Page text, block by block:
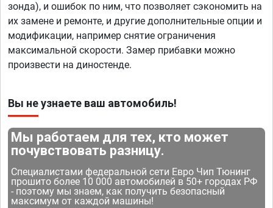
зонда), и ошибок по ним, что позволяет сэкономить на
их замене и ремонте, и другие дополнительные опции и
модификации, например снятие ограничения
максимальной скорости. Замер прибавки можно
произвести на диностенде.
Вы не узнаете ваш автомобиль!
Мы работаем для тех, кто может
почувствовать разницу.
Специалистами федеральной сети Евро Чип Тюнинг
прошито более 10 000 автомобилей в 50+ городах РФ
- поэтому мы знаем, как получить безопасный
максимум от каждой машины!